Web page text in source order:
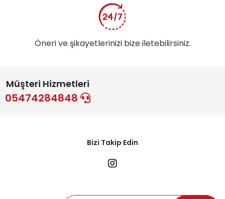
Öneri ve şikayetlerinizi bize iletebilirsiniz.
Müşteri Hizmetleri
05474284848
Bizi Takip Edin